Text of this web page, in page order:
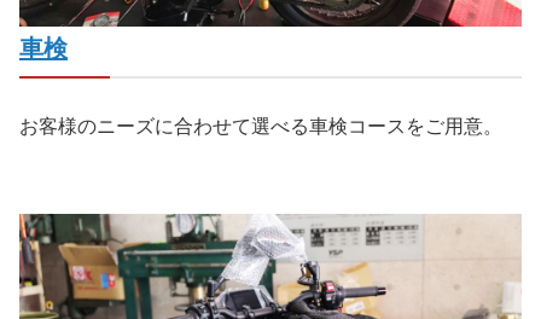
車検
お客様のニーズに合わせて選べる車検コースをご用意。